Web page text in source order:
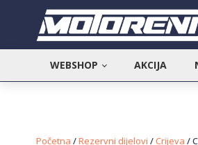
WEBSHOP AKCIJA
Početna /Rezervni dijelovi / Crijeva /